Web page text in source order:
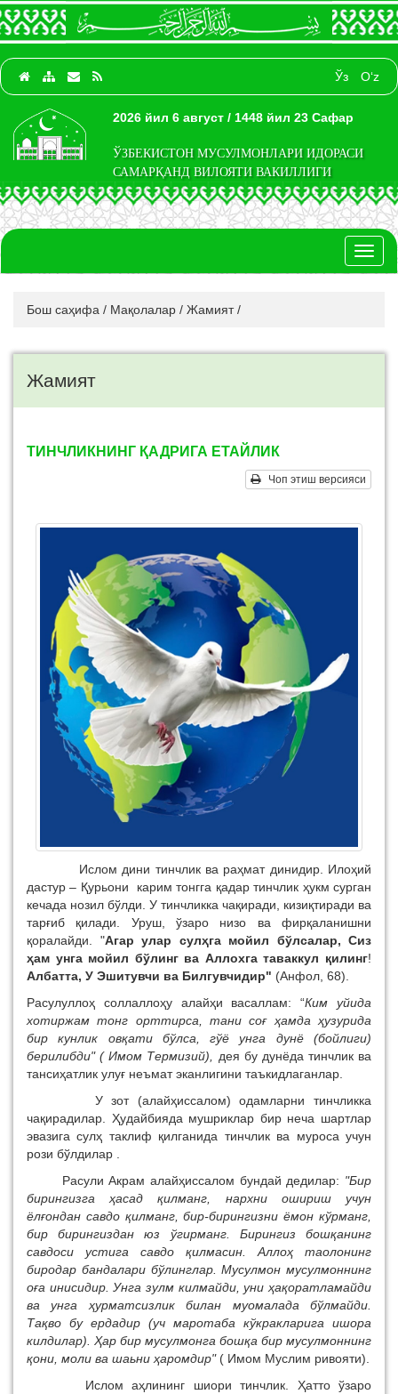
Ўз O‘z
2026 йил 6 август / 1448 йил 23 Сафар
ЎЗБЕКИСТОН МУСУЛМОНЛАРИ ИДОРАСИ
САМАРҚАНД ВИЛОЯТИ ВАКИЛЛИГИ
Бош саҳифа / Мақолалар / Жамият /
Жамият
ТИНЧЛИКНИНГ ҚАДРИГА ЕТАЙЛИК
Чоп этиш версияси
Ислом дини тинчлик ва раҳмат динидир. Илоҳий
дастур – Қурьони карим тонгга қадар тинчлик ҳукм сурган
кечада нозил бўлди. У тинчликка чақиради, кизиқтиради ва
тарғиб қилади. Уруш, ўзаро низо ва фирқаланишни
қоралайди. "Агар улар сулҳга мойил бўлсалар, Сиз
ҳам унга мойил бўлинг ва Аллохга таваккул қилинг!
Албатта, У Эшитувчи ва Билгувчидир" (Анфол, 68).
Расулуллоҳ соллаллоҳу алайҳи васаллам: “Ким уйида
хотиржам тонг орттирса, тани соғ ҳамда ҳузурида
бир кунлик овқати бўлса, гўё унга дунё (бойлиги)
берилибди" ( Имом Термизий), дея бу дунёда тинчлик ва
тансиҳатлик улуғ неъмат эканлигини таъкидлаганлар.
У зот (алайҳиссалом) одамларни тинчликка
чақирадилар. Ҳудайбияда мушриклар бир неча шартлар
эвазига сулҳ таклиф қилганида тинчлик ва муроса учун
рози бўлдилар .
Расули Акрам алайҳиссалом бундай дедилар: "Бир
бирингизга ҳасад қилманг, нархни ошириш учун
ёлғондан савдо қилманг, бир-бирингизни ёмон кўрманг,
бир бирингиздан юз ўгирманг. Бирингиз бошқанинг
савдоси устига савдо қилмасин. Аллоҳ таолонинг
биродар бандалари бўлинглар. Мусулмон мусулмоннинг
оға инисидир. Унга зулм килмайди, уни ҳақоратламайди
ва унга ҳурматсизлик билан муомалада бўлмайди.
Тақво бу ердадир (уч маротаба кўкракларига ишора
килдилар). Ҳар бир мусулмонга бошқа бир мусулмоннинг
қони, моли ва шаьни ҳаромдир"( Имом Муслим ривояти).
Ислом аҳлининг шиори тинчлик. Ҳатто ўзаро